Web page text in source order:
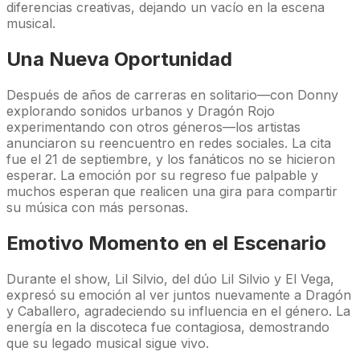
diferencias creativas, dejando un vacío en la escena
musical.
Una Nueva Oportunidad
Después de años de carreras en solitario—con Donny
explorando sonidos urbanos y Dragón Rojo
experimentando con otros géneros—los artistas
anunciaron su reencuentro en redes sociales. La cita
fue el 21 de septiembre, y los fanáticos no se hicieron
esperar. La emoción por su regreso fue palpable y
muchos esperan que realicen una gira para compartir
su música con más personas.
Emotivo Momento en el Escenario
Durante el show, Lil Silvio, del dúo Lil Silvio y El Vega,
expresó su emoción al ver juntos nuevamente a Dragón
y Caballero, agradeciendo su influencia en el género. La
energía en la discoteca fue contagiosa, demostrando
que su legado musical sigue vivo.